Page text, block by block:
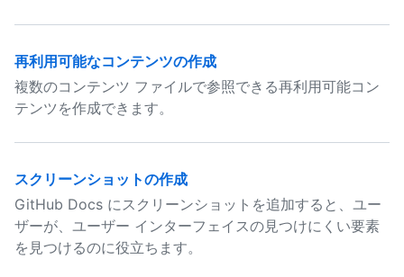
再利用可能なコンテンツの作成
複数のコンテンツ ファイルで参照できる再利用可能コン
テンツを作成できます。
スクリーンショットの作成
GitHub Docs にスクリーンショットを追加すると、ユー
ザーが、ユーザー インターフェイスの見つけにくい要素
を見つけるのに役立ちます。